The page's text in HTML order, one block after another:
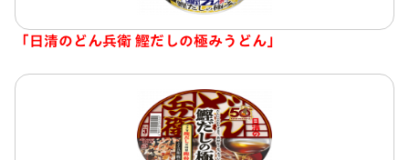
「日清のどん兵衛 鰹だしの極みうどん」